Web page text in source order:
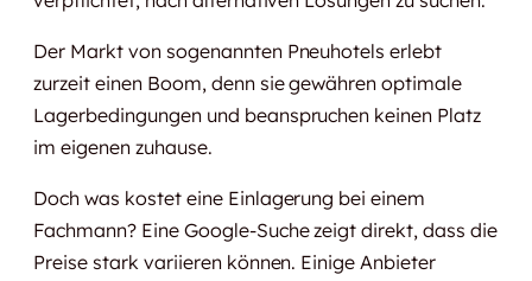
Der Markt von sogenannten Pneuhotels erlebt
zurzeit einen Boom, denn sie gewähren optimale
Lagerbedingungen und beanspruchen keinen Platz
im eigenen zuhause.
Doch was kostet eine Einlagerung bei einem
Fachmann? Eine Google-Suche zeigt direkt, dass die
Preise stark variieren können. Einige Anbieter